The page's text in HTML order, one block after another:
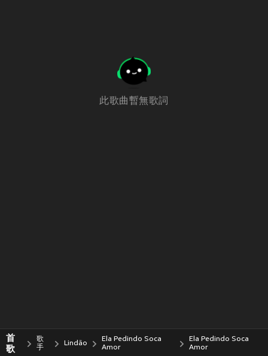
此歌曲暫無歌詞
首
歌
歌
手
Lindão
Ela Pedindo Soca
Amor
Ela Pedindo Soca
Amor